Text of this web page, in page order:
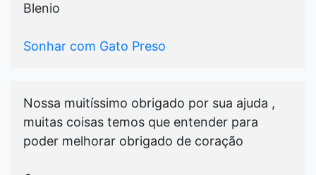
Blenio
Sonhar com Gato Preso
Nossa muitíssimo obrigado por sua ajuda ,
muitas coisas temos que entender para
poder melhorar obrigado de coração